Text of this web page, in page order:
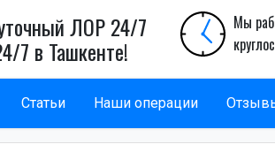
ЛОР 24/7
7 в Ташкенте!
Мы
Статьи Наши операции